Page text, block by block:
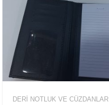
DERI NOTLUK VE CÜZDANLAR